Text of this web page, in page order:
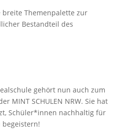
breite Themenpalette zur
Bestandteil des
gehört nun auch zum
MINT SCHULEN NRW. Sie hat
Schüler*innen nachhaltig für
begeistern!